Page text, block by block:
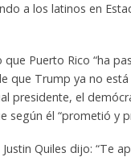
a los latinos en
Puerto Rico “ha
que Trump ya no
presidente, el
según él “prometió y
Quiles dijo: “Te